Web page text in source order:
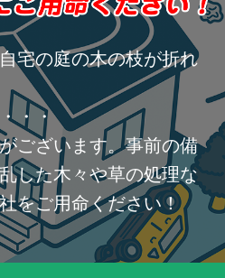
宅の庭の木の枝が折れ
・・
ございます。事前の備
した木々や草の処理な
をご用命ください！